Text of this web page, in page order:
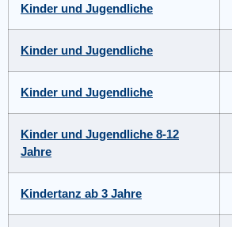
Kinder und Jugendliche
Kinder und Jugendliche
Kinder und Jugendliche
Kinder und Jugendliche 8-12
Jahre
Kindertanz ab 3 Jahre